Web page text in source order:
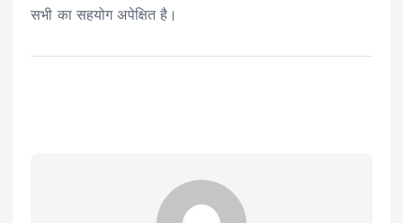
सभी का सहयोग अपेक्षित है।